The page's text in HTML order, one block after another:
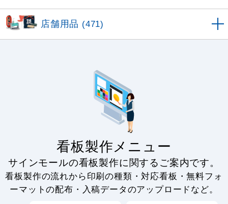
店舗用品 (471)
看板製作メニュー
サインモールの看板製作に関するご案内です。
看板製作の流れから印刷の種類・対応看板・無料フォ
ーマットの配布・入稿データのアップロードなど。